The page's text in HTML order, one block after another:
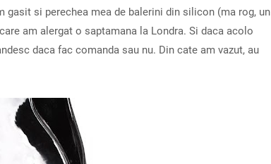
si perechea mea de balerini din silicon (ma rog, un
am alergat o saptamana la Londra. Si daca acolo
daca fac comanda sau nu. Din cate am vazut, au